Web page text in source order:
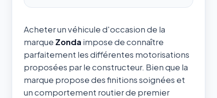
Acheter un véhicule d'occasion de la
marque Zonda impose de connaître
parfaitement les différentes motorisations
proposées par le constructeur. Bien que la
marque propose des finitions soignées et
un comportement routier de premier